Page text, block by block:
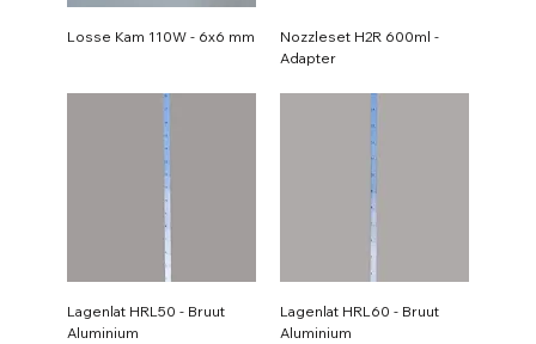
Losse Kam 110W - 6x6 mm
Nozzleset H2R 600ml -
Adapter
Lagenlat HRL50 - Bruut
Aluminium
Lagenlat HRL60 - Bruut
Aluminium